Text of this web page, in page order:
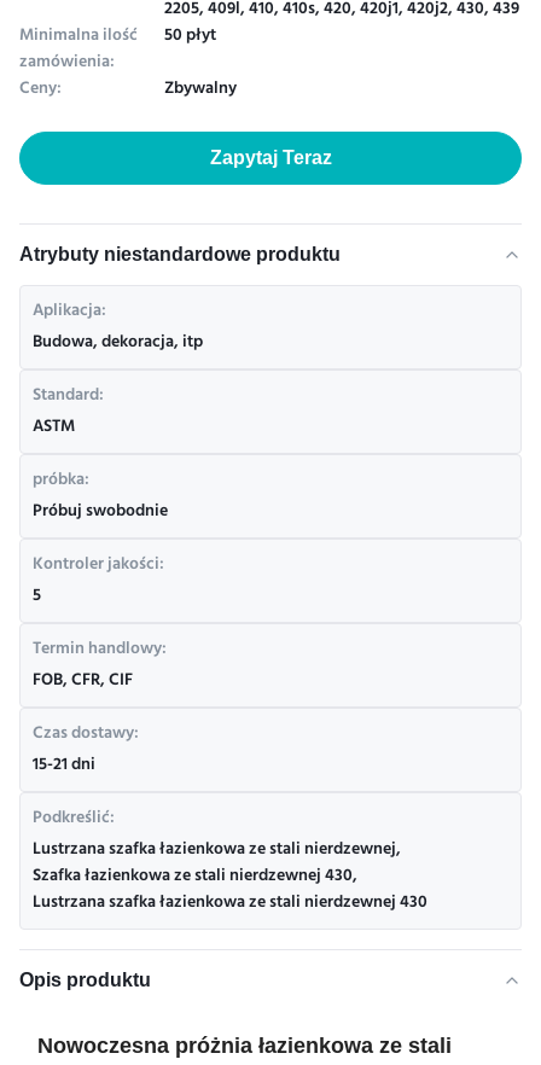
2205, 409l, 410, 410s, 420, 420j1, 420j2, 430, 439
Minimalna ilość
zamówienia:
50 płyt
Ceny:
Zbywalny
Zapytaj Teraz
Atrybuty niestandardowe produktu
Aplikacja:
Budowa, dekoracja, itp
Standard:
ASTM
próbka:
Próbuj swobodnie
Kontroler jakości:
5
Termin handlowy:
FOB, CFR, CIF
Czas dostawy:
15-21 dni
Podkreślić:
Lustrzana szafka łazienkowa ze stali nierdzewnej,
Szafka łazienkowa ze stali nierdzewnej 430,
Lustrzana szafka łazienkowa ze stali nierdzewnej 430
Opis produktu
Nowoczesna próżnia łazienkowa ze stali